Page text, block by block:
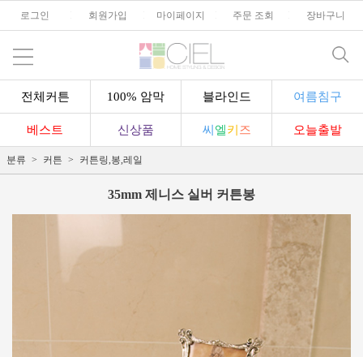
로그인 회원가입 마이페이지 주문 조회 장바구니
전체커튼 100% 암막 블라인드 여름침구
베스트 신상품 씨 엘키 즈 오늘출발
분류 커튼 커튼링,봉,레일
35mm 제니스 실버 커튼봉